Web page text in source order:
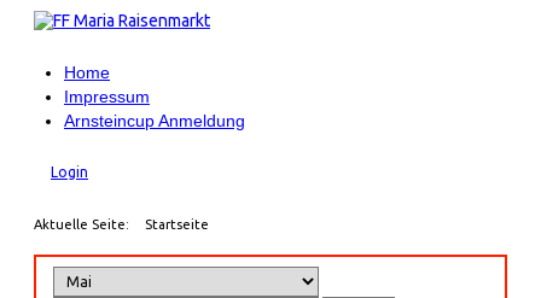
Home
Impressum
Arnsteincup Anmeldung
Login
Aktuelle Seite: Startseite